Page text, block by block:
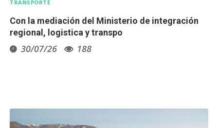
TRANSPORTE
Con la mediación del Ministerio de integración
regional, logistica y transpo
30/07/26 188